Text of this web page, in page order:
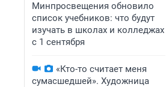
Минпросвещения обновило
список учебников: что будут
изучать в школах и колледжах
с 1 сентября
«Кто-то считает меня
сумасшедшей». Художница